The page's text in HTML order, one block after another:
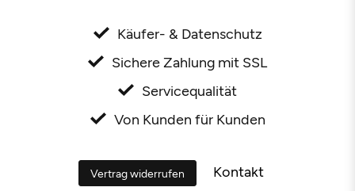
Käufer- & Datenschutz
Sichere Zahlung mit SSL
Servicequalität
Von Kunden für Kunden
Vertrag widerrufen Kontakt